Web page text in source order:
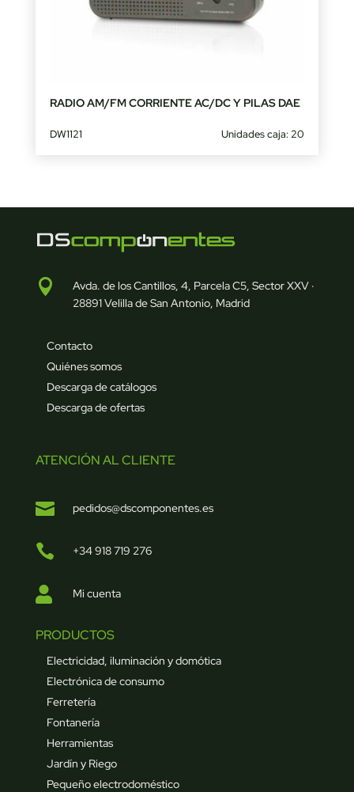
RADIO AM/FM CORRIENTE AC/DC Y PILAS DAE
DW1121 Unidades caja: 20

Avda. de los Cantillos, 4, Parcela C5, Sector XXV ·
28891 Velilla de San Antonio, Madrid
Contacto
Quiénes somos
Descarga de catálogos
Descarga de ofertas
ATENCIÓN AL CLIENTE
 pedidos@dscomponentes.es
 +34 918 719 276
 Mi cuenta
PRODUCTOS
Electricidad, iluminación y domótica
Electrónica de consumo
Ferretería
Fontanería
Herramientas
Jardín y Riego
Pequeño electrodoméstico